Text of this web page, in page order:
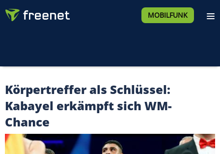
MOBILFUNK
Körpertreffer als Schlüssel:
Kabayel erkämpft sich WM-
Chance